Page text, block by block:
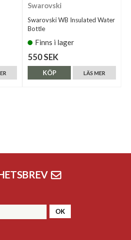
Swarovski
Swarovski WB Insulated Water
Bottle
Finns i lager
550 SEK
LÄS MER
KÖP
OK